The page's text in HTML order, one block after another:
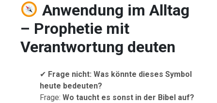
Anwendung im Alltag
– Prophetie mit
Verantwortung deuten
✔ Frage nicht: Was könnte dieses Symbol
heute bedeuten?
Frage:Wo taucht es sonst in der Bibel auf?